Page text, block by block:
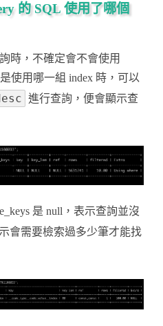
的 SQL 使用了哪個
時，不確定會不會使用
使用哪一組 index 時，可以
進行查詢，便會顯示查
是 null，表示查詢並沒
會需要檢索過多少筆才能找